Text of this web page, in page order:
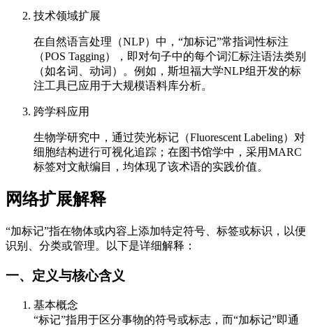
技术领域扩展
在自然语言处理（NLP）中，“加标记”常指词性标注
（POS Tagging），即对句子中的每个词汇标注语法类别
（如名词、动词）。例如，斯坦福大学NLP组开发的标
注工具已应用于大规模语料库分析。
跨学科应用
生物学研究中，通过荧光标记（Fluorescent Labeling）对
细胞结构进行可视化追踪；在图书馆学中，采用MARC
标签对文献编目，均体现了该术语的实践价值。
网络扩展解释
“加标记”指在物体或内容上添加特定符号、标签或标识，以便
识别、分类或管理。以下是详细解释：
一、定义与核心含义
基本概念
“标记”指用于区分事物的符号或标志，而“加标记”即通